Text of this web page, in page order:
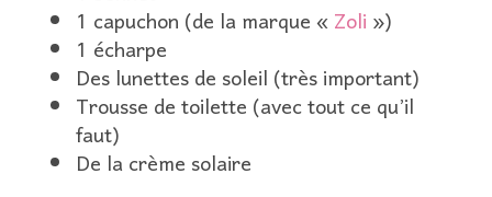
1 capuchon (de la marque «Zoli»)
1 écharpe
Des lunettes de soleil (très important)
Trousse de toilette (avec tout ce qu’il
faut)
De la crème solaire